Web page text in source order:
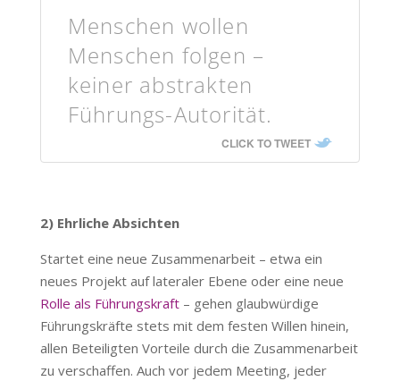
Menschen wollen
Menschen folgen –
keiner abstrakten
Führungs-Autorität.
CLICK TO TWEET
2) Ehrliche Absichten
Startet eine neue Zusammenarbeit – etwa ein
neues Projekt auf lateraler Ebene oder eine neue
Rolle als Führungskraft– gehen glaubwürdige
Führungskräfte stets mit dem festen Willen hinein,
allen Beteiligten Vorteile durch die Zusammenarbeit
zu verschaffen. Auch vor jedem Meeting, jeder